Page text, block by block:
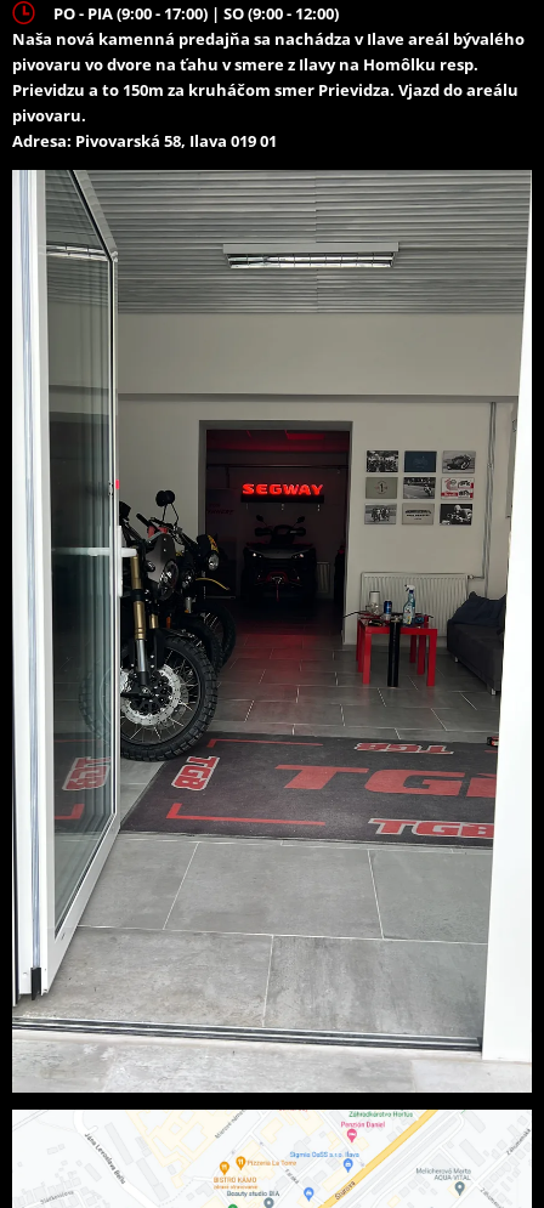
PO - PIA (9:00 - 17:00) | SO (9:00 - 12:00)
Naša nová kamenná predajňa sa nachádza v Ilave areál bývalého
pivovaru vo dvore na ťahu v smere z Ilavy na Homôlku resp.
Prievidzu a to 150m za kruháčom smer Prievidza. Vjazd do areálu
pivovaru.
Adresa: Pivovarská 58, Ilava 019 01